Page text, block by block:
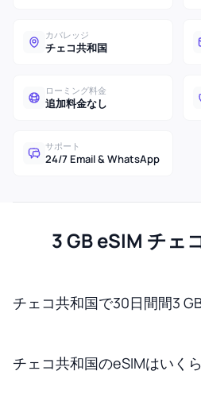
カバレッジ
チェコ共和国
ローミング料金
追加料金なし
サポート
24/7 Email & WhatsApp
3 GB eSIM チェ
チェコ共和国で30日間間3
チェコ共和国のeSIMはいく